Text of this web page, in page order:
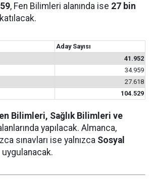
, Fen Bilimleri alanında ise 27 bin
Aday Sayısı
41.952
34.959
27.618
104.529
Bilimleri, Sağlık Bilimleri ve
yapılacak. Almanca,
sınavları ise yalnızca Sosyal
uygulanacak.